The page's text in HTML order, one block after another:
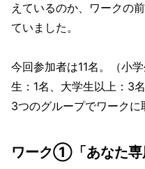
えているのか、ワークの
ていました。
今回参加者は11名。（小
生：1名、大学生以上：3名
3つのグループでワークに
ワーク①「あなた専